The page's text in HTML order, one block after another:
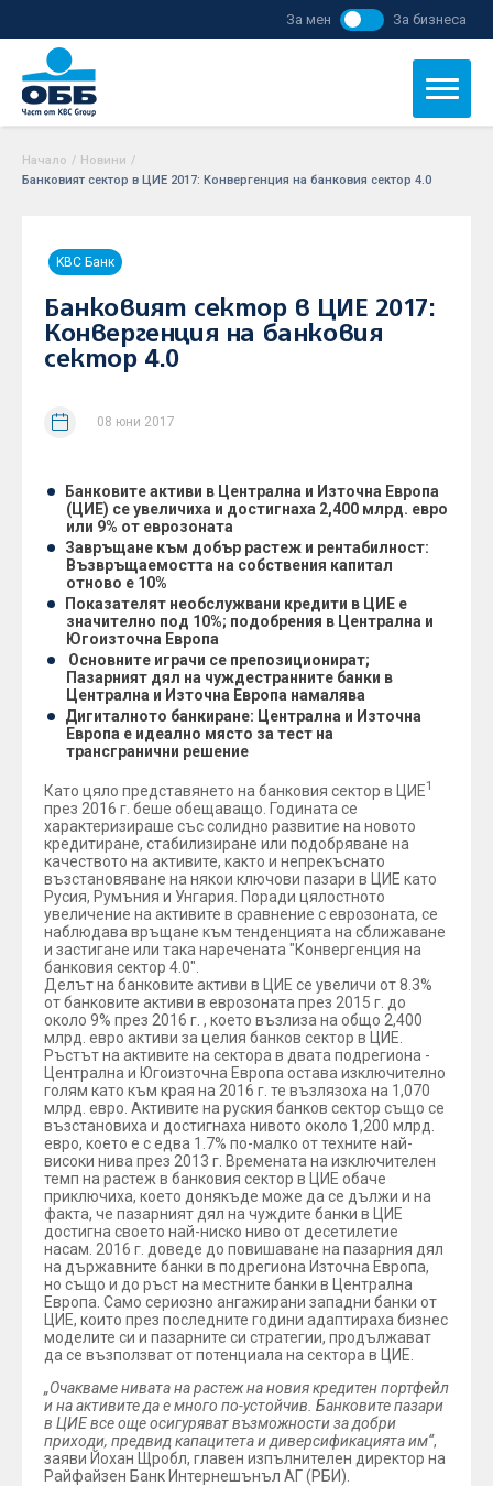
За мен За бизнеса
Начало / Новини /
Банковият сектор в ЦИЕ 2017: Конвергенция на банковия сектор 4.0
KBC Банк
Банковият сектор в ЦИЕ 2017:
Конвергенция на банковия
сектор 4.0
08 юни 2017
Банковите активи в Централна и Източна Европа
(ЦИЕ) се увеличиха и достигнаха 2,400 млрд. евро
или 9% от еврозоната
Завръщане към добър растеж и рентабилност:
Възвръщаемостта на собствения капитал
отново е 10%
Показателят необслужвани кредити в ЦИЕ е
значително под 10%; подобрения в Централна и
Югоизточна Европа
Основните играчи се препозиционират;
Пазарният дял на чуждестранните банки в
Централна и Източна Европа намалява
Дигиталното банкиране: Централна и Източна
Европа е идеално място за тест на
трансгранични решение
Като цяло представянето на банковия сектор в ЦИЕ1
през 2016 г. беше обещаващо. Годината се
характеризираше със солидно развитие на новото
кредитиране, стабилизиране или подобряване на
качеството на активите, както и непрекъснато
възстановяване на някои ключови пазари в ЦИЕ като
Русия, Румъния и Унгария. Поради цялостното
увеличение на активите в сравнение с еврозоната, се
наблюдава връщане към тенденцията на сближаване
и застигане или така наречената "Конвергенция на
банковия сектор 4.0".
Делът на банковите активи в ЦИЕ се увеличи от 8.3%
от банковите активи в еврозоната през 2015 г. до
около 9% през 2016 г. , което възлиза на общо 2,400
млрд. евро активи за целия банков сектор в ЦИЕ.
Ръстът на активите на сектора в двата подрегиона -
Централна и Югоизточна Европа остава изключително
голям като към края на 2016 г. те възлязоха на 1,070
млрд. евро. Активите на руския банков сектор също се
възстановиха и достигнаха нивото около 1,200 млрд.
евро, което е с едва 1.7% по-малко от техните най-
високи нива през 2013 г. Времената на изключителен
темп на растеж в банковия сектор в ЦИЕ обаче
приключиха, което донякъде може да се дължи и на
факта, че пазарният дял на чуждите банки в ЦИЕ
достигна своето най-ниско ниво от десетилетие
насам. 2016 г. доведе до повишаване на пазарния дял
на държавните банки в подрегиона Източна Европа,
но също и до ръст на местните банки в Централна
Европа. Само сериозно ангажирани западни банки от
ЦИЕ, които през последните години адаптираха бизнес
моделите си и пазарните си стратегии, продължават
да се възползват от потенциала на сектора в ЦИЕ.
„Очакваме нивата на растеж на новия кредитен портфейл
и на активите да е много по-устойчив. Банковите пазари
в ЦИЕ все още осигуряват възможности за добри
приходи, предвид капацитета и диверсификацията им“,
заяви Йохан Щробл, главен изпълнителен директор на
Райфайзен Банк Интернешънъл АГ (РБИ).